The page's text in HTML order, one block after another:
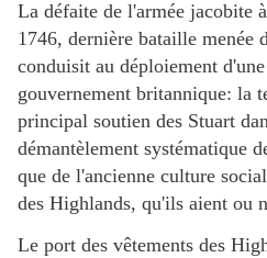
La défaite de l'armée jacobite
1746, dernière bataille menée
conduisit au déploiement
gouvernement britannique: la
principal soutien des Stuart
démantèlement systématique
que de l'ancienne culture
des Highlands, qu'ils aient ou
Le port des vêtements des